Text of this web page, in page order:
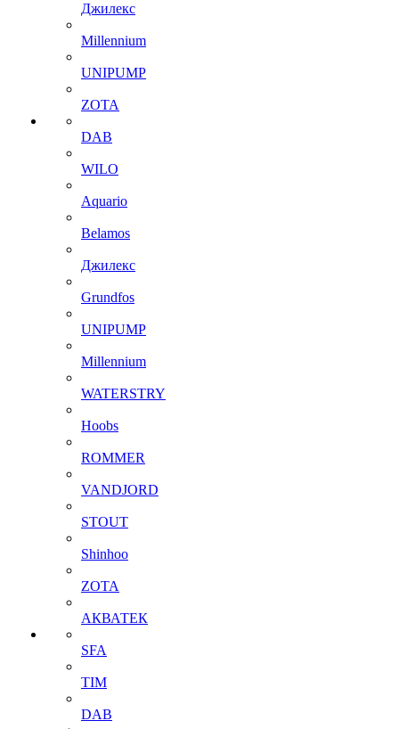
Джилекс
Millennium
UNIPUMP
ZOTA
DAB
WILO
Aquario
Belamos
Джилекс
Grundfos
UNIPUMP
Millennium
WATERSTRY
Hoobs
ROMMER
VANDJORD
STOUT
Shinhoo
ZOTA
АКВАТЕК
SFA
TIM
DAB